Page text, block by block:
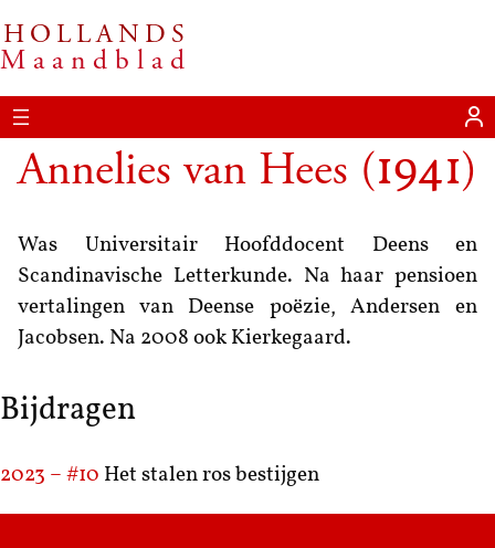
HOLLANDS
Maandblad
Annelies van Hees (1941)
Was Universitair Hoofddocent Deens en
Scandinavische Letterkunde. Na haar pensioen
vertalingen van Deense poëzie, Andersen en
Jacobsen. Na 2008 ook Kierkegaard.
Bijdragen
2023 – #10 Het stalen ros bestijgen